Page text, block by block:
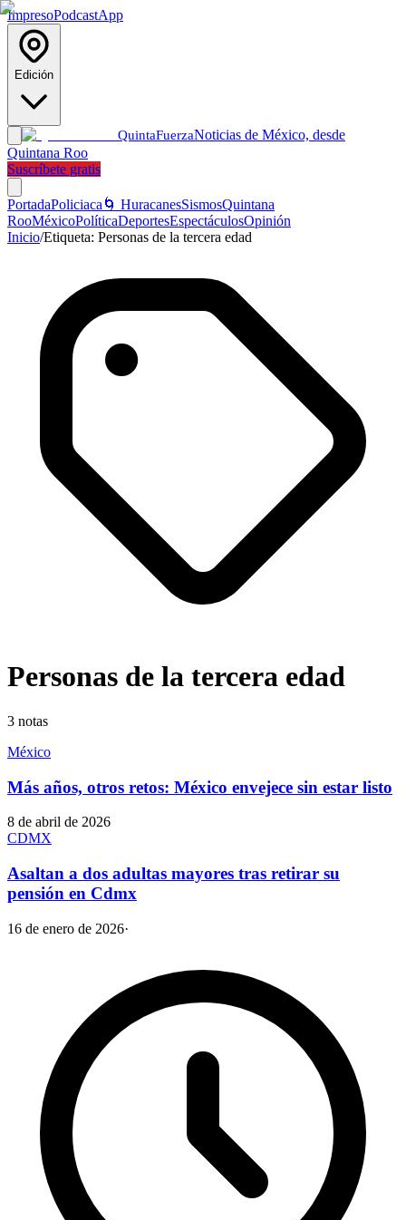
ImpresoPodcastApp
Edición
QuintaFuerzaNoticias de México, desde
Quintana Roo
Suscríbete gratis
PortadaPoliciaca 🌀 HuracanesSismosQuintana
RooMéxicoPolíticaDeportesEspectáculosOpinión
Inicio/Etiqueta: Personas de la tercera edad
Personas de la tercera edad
3 notas
México
Más años, otros retos: México envejece sin estar listo
8 de abril de 2026
CDMX
Asaltan a dos adultas mayores tras retirar su
pensión en Cdmx
16 de enero de 2026·